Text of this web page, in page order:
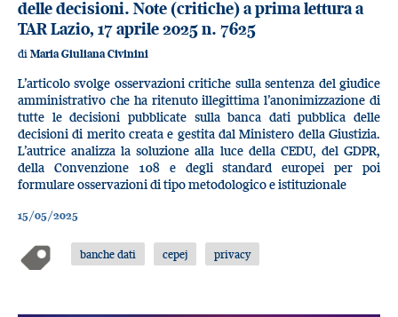
delle decisioni. Note (critiche) a prima lettura a
TAR Lazio, 17 aprile 2025 n. 7625
di Maria Giuliana Civinini
L’articolo svolge osservazioni critiche sulla sentenza del giudice
amministrativo che ha ritenuto illegittima l’anonimizzazione di
tutte le decisioni pubblicate sulla banca dati pubblica delle
decisioni di merito creata e gestita dal Ministero della Giustizia.
L’autrice analizza la soluzione alla luce della CEDU, del GDPR,
della Convenzione 108 e degli standard europei per poi
formulare osservazioni di tipo metodologico e istituzionale
15/05/2025
banche dati cepej privacy